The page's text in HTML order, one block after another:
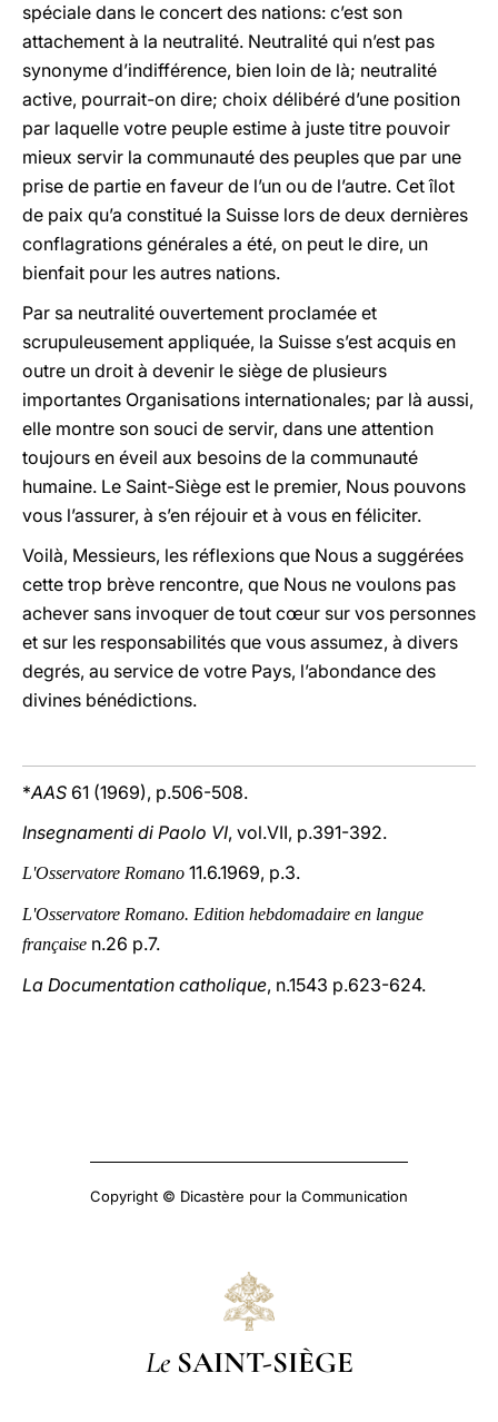
spéciale dans le concert des nations: c’est son
attachement à la neutralité. Neutralité qui n’est pas
synonyme d’indifférence, bien loin de là; neutralité
active, pourrait-on dire; choix délibéré d’une position
par laquelle votre peuple estime à juste titre pouvoir
mieux servir la communauté des peuples que par une
prise de partie en faveur de l’un ou de l’autre. Cet îlot
de paix qu’a constitué la Suisse lors de deux dernières
conflagrations générales a été, on peut le dire, un
bienfait pour les autres nations.
Par sa neutralité ouvertement proclamée et
scrupuleusement appliquée, la Suisse s’est acquis en
outre un droit à devenir le siège de plusieurs
importantes Organisations internationales; par là aussi,
elle montre son souci de servir, dans une attention
toujours en éveil aux besoins de la communauté
humaine. Le Saint-Siège est le premier, Nous pouvons
vous l’assurer, à s’en réjouir et à vous en féliciter.
Voilà, Messieurs, les réflexions que Nous a suggérées
cette trop brève rencontre, que Nous ne voulons pas
achever sans invoquer de tout cœur sur vos personnes
et sur les responsabilités que vous assumez, à divers
degrés, au service de votre Pays, l’abondance des
divines bénédictions.
*AAS 61 (1969), p.506-508.
Insegnamenti di Paolo VI, vol.VII, p.391-392.
L'Osservatore Romano 11.6.1969, p.3.
L'Osservatore Romano. Edition hebdomadaire en langue
française n.26 p.7.
La Documentation catholique, n.1543 p.623-624.
Copyright © Dicastère pour la Communication
Le SAINT-SIÈGE